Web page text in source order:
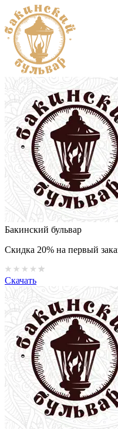
Бакинский бульвар
Скидка 20% на первый
Скачать